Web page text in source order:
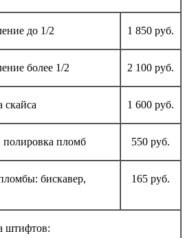
до 1/2 1 850 руб.
более 1/2 2 100 руб.
скайса 1 600 руб.
пломб 550 руб.
бискавер,
165 руб.
штифтов: